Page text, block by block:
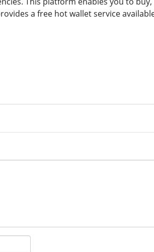
a free hot wallet service